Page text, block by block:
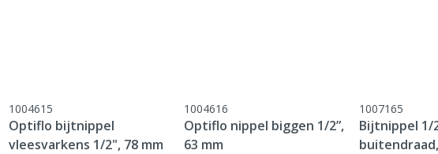
1004615
Optiflo bijtnippel
vleesvarkens 1/2", 78 mm
1004616
Optiflo nippel biggen 1/2”,
63 mm
1007165
Bijtnippel 1/